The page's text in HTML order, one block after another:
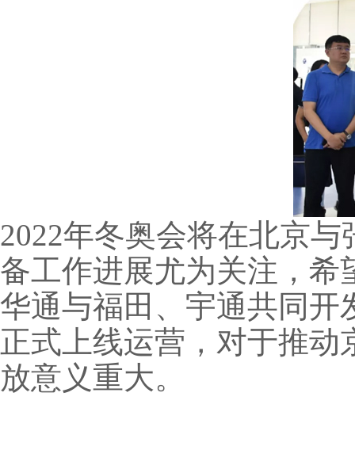
2022年冬奥会将在北京
备工作进展尤为关注，希
华通与福田、宇通共同开
正式上线运营，对于推
放意义重大。